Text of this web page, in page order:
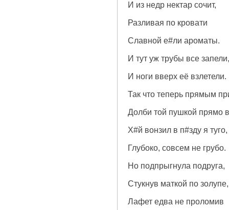
И из недр нектар сочит,
Разливая по кровати
Славной е#ли ароматы.
И тут уж трубы все запели,
И ноги вверх её взлетели.
Так что теперь прямым
Долби той пушкой прямо
Х#й вонзил в п#зду я туго,
Глубоко, совсем не грубо.
Но подпрыгнула подруга,
Стукнув маткой по золупе,
Лафет едва не проломив